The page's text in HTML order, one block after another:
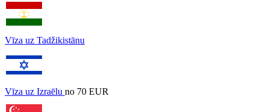
Vīza uz Tadžikistānu
Vīza uz Izraēlu no 70 EUR